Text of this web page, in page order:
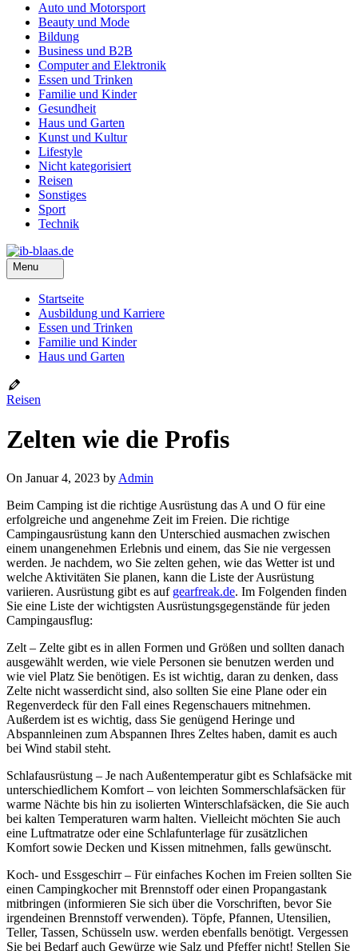
Auto und Motorsport
Beauty und Mode
Bildung
Business und B2B
Computer and Elektronik
Essen und Trinken
Familie und Kinder
Gesundheit
Haus und Garten
Kunst und Kultur
Lifestyle
Nicht kategorisiert
Reisen
Sonstiges
Sport
Technik
Menu
Startseite
Ausbildung und Karriere
Essen und Trinken
Familie und Kinder
Haus und Garten
Reisen
Zelten wie die Profis
On Januar 4, 2023 by Admin
Beim Camping ist die richtige Ausrüstung das A und O für eine
erfolgreiche und angenehme Zeit im Freien. Die richtige
Campingausrüstung kann den Unterschied ausmachen zwischen
einem unangenehmen Erlebnis und einem, das Sie nie vergessen
werden. Je nachdem, wo Sie zelten gehen, wie das Wetter ist und
welche Aktivitäten Sie planen, kann die Liste der Ausrüstung
variieren. Ausrüstung gibt es auf gearfreak.de. Im Folgenden finden
Sie eine Liste der wichtigsten Ausrüstungsgegenstände für jeden
Campingausflug:
Zelt – Zelte gibt es in allen Formen und Größen und sollten danach
ausgewählt werden, wie viele Personen sie benutzen werden und
wie viel Platz Sie benötigen. Es ist wichtig, daran zu denken, dass
Zelte nicht wasserdicht sind, also sollten Sie eine Plane oder ein
Regenverdeck für den Fall eines Regenschauers mitnehmen.
Außerdem ist es wichtig, dass Sie genügend Heringe und
Abspannleinen zum Abspannen Ihres Zeltes haben, damit es auch
bei Wind stabil steht.
Schlafausrüstung – Je nach Außentemperatur gibt es Schlafsäcke mit
unterschiedlichem Komfort – von leichten Sommerschlafsäcken für
warme Nächte bis hin zu isolierten Winterschlafsäcken, die Sie auch
bei kalten Temperaturen warm halten. Vielleicht möchten Sie auch
eine Luftmatratze oder eine Schlafunterlage für zusätzlichen
Komfort sowie Decken und Kissen mitnehmen, falls gewünscht.
Koch- und Essgeschirr – Für einfaches Kochen im Freien sollten Sie
einen Campingkocher mit Brennstoff oder einen Propangastank
mitbringen (informieren Sie sich über die Vorschriften, bevor Sie
irgendeinen Brennstoff verwenden). Töpfe, Pfannen, Utensilien,
Teller, Tassen, Schüsseln usw. werden ebenfalls benötigt. Vergessen
Sie bei Bedarf auch Gewürze wie Salz und Pfeffer nicht! Stellen Sie